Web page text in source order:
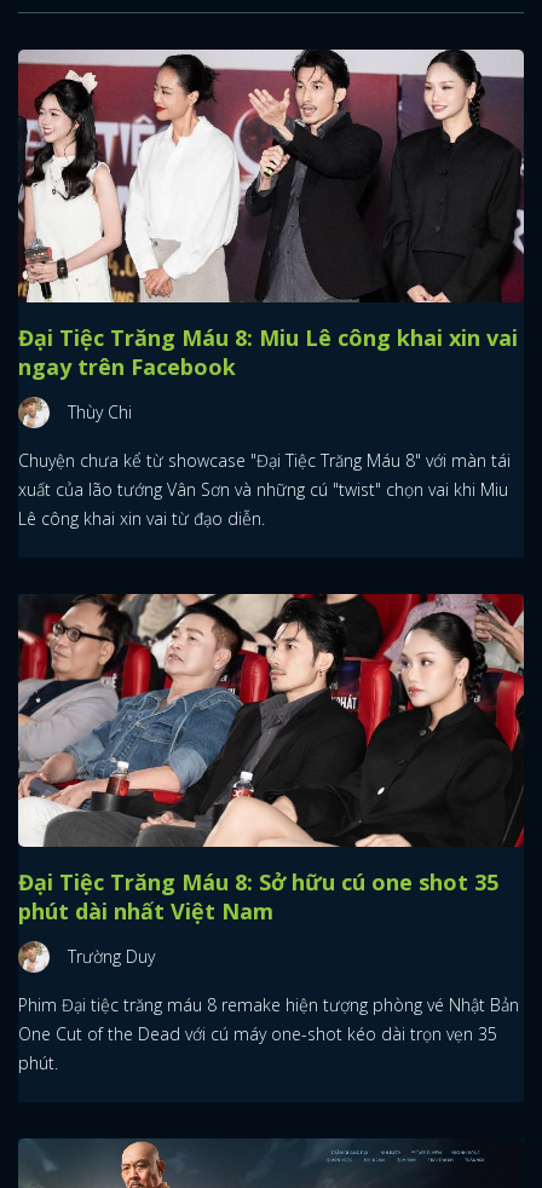
Đại Tiệc Trăng Máu 8: Miu Lê công khai xin vai
ngay trên Facebook
Thùy Chi
Chuyện chưa kể từ showcase "Đại Tiệc Trăng Máu 8" với màn tái
xuất của lão tướng Vân Sơn và những cú "twist" chọn vai khi Miu
Lê công khai xin vai từ đạo diễn.
Đại Tiệc Trăng Máu 8: Sở hữu cú one shot 35
phút dài nhất Việt Nam
Trường Duy
Phim Đại tiệc trăng máu 8 remake hiện tượng phòng vé Nhật Bản
One Cut of the Dead với cú máy one-shot kéo dài trọn vẹn 35
phút.